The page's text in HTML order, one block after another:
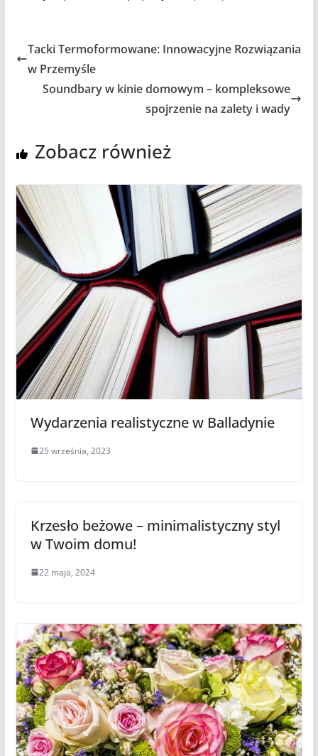
Tacki Termoformowane: Innowacyjne Rozwiązania
w Przemyśle
Soundbary w kinie domowym – kompleksowe
spojrzenie na zalety i wady
Zobacz również
Wydarzenia realistyczne w Balladynie
25 września, 2023
Krzesło beżowe – minimalistyczny styl
w Twoim domu!
22 maja, 2024